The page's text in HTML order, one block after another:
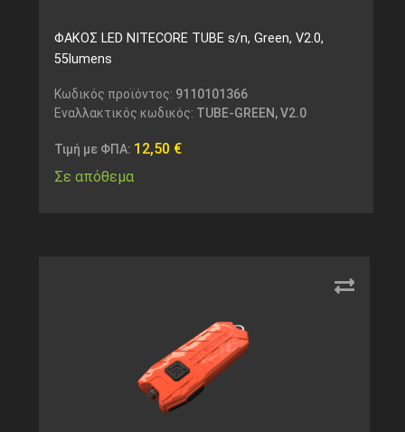
ΦΑΚΟΣ LED NITECORE TUBE s/n, Green, V2.0,
55lumens
Κωδικός προϊόντος: 9110101366
Εναλλακτικός κωδικός: TUBE-GREEN, V2.0
Τιμή με ΦΠΑ: 12,50 €
Σε απόθεμα